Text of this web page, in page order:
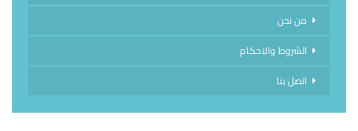
من نحن
الشروط والاحكام
اتصل بنا